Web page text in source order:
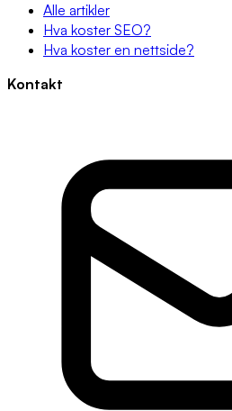
Alle artikler
Hva koster SEO?
Hva koster en nettside?
Kontakt